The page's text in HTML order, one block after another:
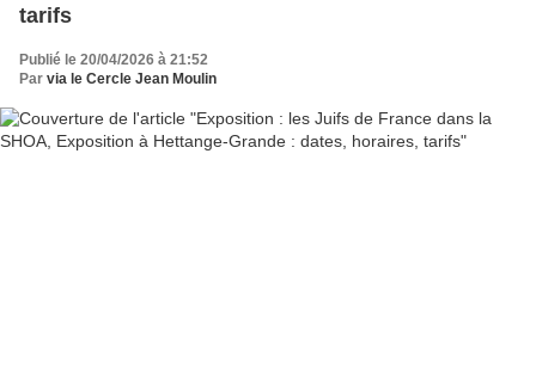
tarifs
Publié le 20/04/2026 à 21:52
Par via le Cercle Jean Moulin